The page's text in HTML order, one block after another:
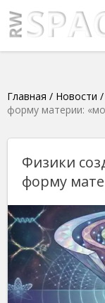
Главная / Новости /
форму материи:
Физики
форму